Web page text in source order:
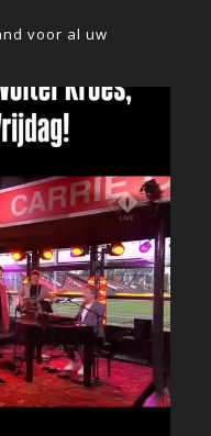
voor al uw